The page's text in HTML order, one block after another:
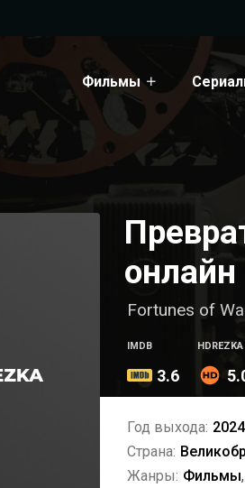
Фильмы
онлайн
Fortunes of
IMDB
3.6
HDREZKA
Год выхода: 2024
Страна:
Жанры: Фильмы,